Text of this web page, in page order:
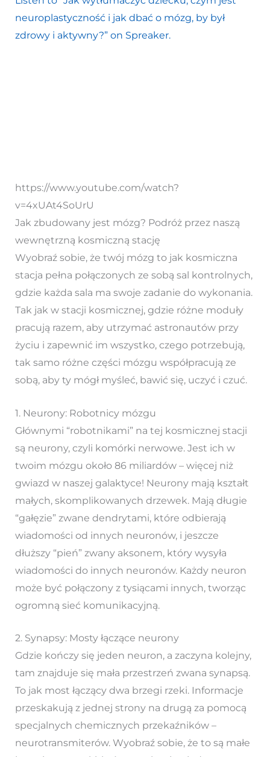
neuroplastyczność i jak dbać o mózg, by był
zdrowy i aktywny?” on Spreaker.
https://www.youtube.com/watch?
v=4xUAt4SoUrU
Jak zbudowany jest mózg? Podróż przez naszą
wewnętrzną kosmiczną stację
Wyobraź sobie, że twój mózg to jak kosmiczna
stacja pełna połączonych ze sobą sal kontrolnych,
gdzie każda sala ma swoje zadanie do wykonania.
Tak jak w stacji kosmicznej, gdzie różne moduły
pracują razem, aby utrzymać astronautów przy
życiu i zapewnić im wszystko, czego potrzebują,
tak samo różne części mózgu współpracują ze
sobą, aby ty mógł myśleć, bawić się, uczyć i czuć.
1. Neurony: Robotnicy mózgu
Głównymi “robotnikami” na tej kosmicznej stacji
są neurony, czyli komórki nerwowe. Jest ich w
twoim mózgu około 86 miliardów – więcej niż
gwiazd w naszej galaktyce! Neurony mają kształt
małych, skomplikowanych drzewek. Mają długie
“gałęzie” zwane dendrytami, które odbierają
wiadomości od innych neuronów, i jeszcze
dłuższy “pień” zwany aksonem, który wysyła
wiadomości do innych neuronów. Każdy neuron
może być połączony z tysiącami innych, tworząc
ogromną sieć komunikacyjną.
2. Synapsy: Mosty łączące neurony
Gdzie kończy się jeden neuron, a zaczyna kolejny,
tam znajduje się mała przestrzeń zwana synapsą.
To jak most łączący dwa brzegi rzeki. Informacje
przeskakują z jednej strony na drugą za pomocą
specjalnych chemicznych przekaźników –
neurotransmiterów. Wyobraź sobie, że to są małe